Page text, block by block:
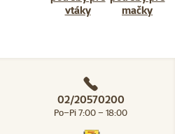
vtáky
mačky
02/20570200
Po–Pi 7:00 – 18:00